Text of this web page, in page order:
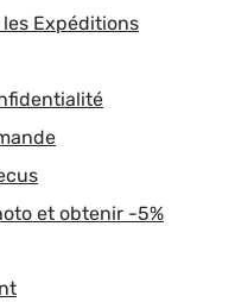
Expéditions
et obtenir -5%